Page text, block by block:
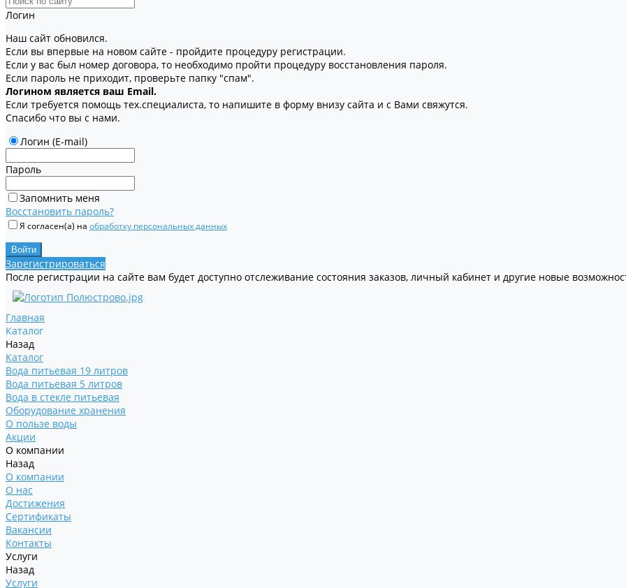
Логин
Наш сайт обновился.
Если вы впервые на новом сайте - пройдите процедуру регистрации.
Если у вас был номер договора, то необходимо пройти процедуру восстановления пароля.
Если пароль не приходит, проверьте папку "спам".
Логином является ваш Email.
Если требуется помощь тех.специалиста, то напишите в форму внизу сайта и с Вами свяжутся.
Спасибо что вы с нами.
Логин (E-mail)
Пароль
Запомнить меня
Восстановить пароль?
Я согласен(а) на обработку персональных данных
Зарегистрироваться
После регистрации на сайте вам будет доступно отслеживание состояния заказов, личный кабинет и другие новые
Главная
Каталог
Назад
Каталог
Вода питьевая 19 литров
Вода питьевая 5 литров
Вода в стекле питьевая
Оборудование хранения
О пользе воды
Акции
О компании
Назад
О компании
О нас
Достижения
Сертификаты
Вакансии
Контакты
Услуги
Назад
Услуги